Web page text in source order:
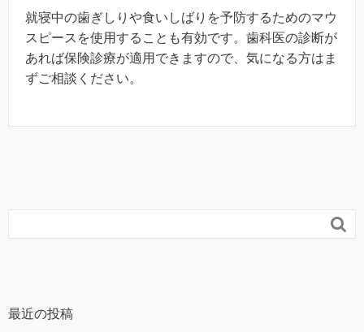
就寝中の歯ぎしりや食いしばりを予防するためのマウ
スピースを使用することも有効です。歯科医の診断が
あれば保険診療が適用できますので、気になる方はま
ずご相談ください。

最近の投稿